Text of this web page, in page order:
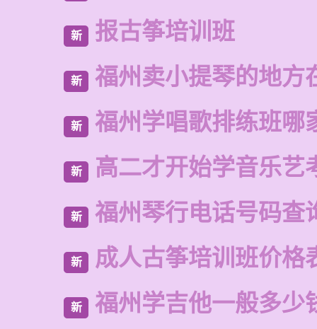
新 报古筝培训班
新 福州卖小提琴的地方
新 福州学唱歌排练班哪
新 高二才开始学音乐艺
新 福州琴行电话号码查
新 成人古筝培训班价格
新 福州学吉他一般多少